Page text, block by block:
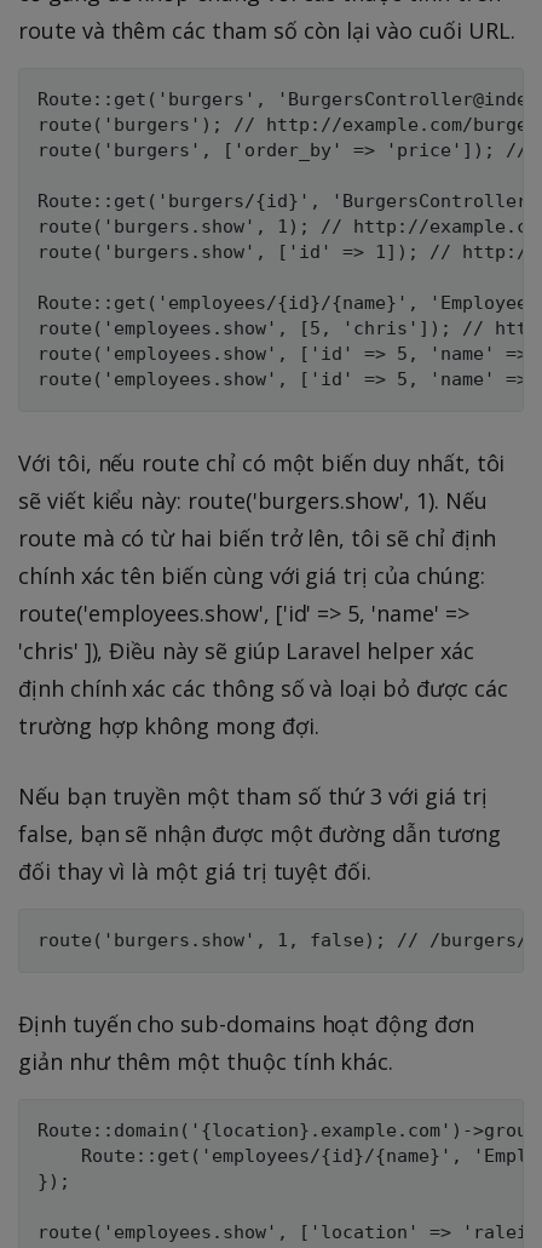
route và thêm các tham số còn lại vào cuối URL.
Route::get('burgers',
route('burgers'); // http://example.com/
route('burgers', ['order_by' => 'price']); //
Route::get('burgers/{id}',
route('burgers.show', 1); // http://
route('burgers.show', ['id' => 1]); // http://
Route::get('employees/{id}/{name}',
route('employees.show', [5, 'chris']); // http://
route('employees.show', ['id' => 5, 'name'
Với tôi, nếu route chỉ có một biến duy nhất, tôi
sẽ viết kiểu này: route('burgers.show', 1). Nếu
route mà có từ hai biến trở lên, tôi sẽ chỉ định
chính xác tên biến cùng với giá trị của chúng:
route('employees.show', ['id' => 5, 'name' =>
'chris' ]), Điều này sẽ giúp Laravel helper xác
định chính xác các thông số và loại bỏ được các
trường hợp không mong đợi.
Nếu bạn truyền một tham số thứ 3 với giá trị
false, bạn sẽ nhận được một đường dẫn tương
đối thay vì là một giá trị tuyệt đối.
Định tuyến cho sub-domains hoạt động đơn
giản như thêm một thuộc tính khác.
Route::domain('{location}.example.com')-
Route::get('employees/{id}/{name}',
});